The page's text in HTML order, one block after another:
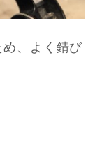
、よく錆び